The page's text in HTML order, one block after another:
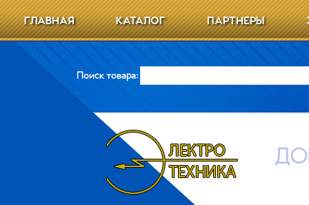
ГЛАВНАЯ КАТАЛОГ ПАРТНЕРЫ
Поиск товара: